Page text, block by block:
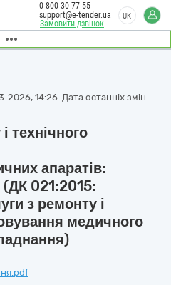
Замовити дзвінок
0 800 30 77 55
support@e-tender.ua
UK
14:26. Дата останніх змін -
технічного
апаратів:
021:2015:
з ремонту і
медичного